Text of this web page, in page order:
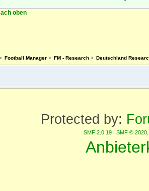
oben
Football Manager> FM - Research> Deutschland
Protected by:
SMF 2.0.19 | SMF © 2020